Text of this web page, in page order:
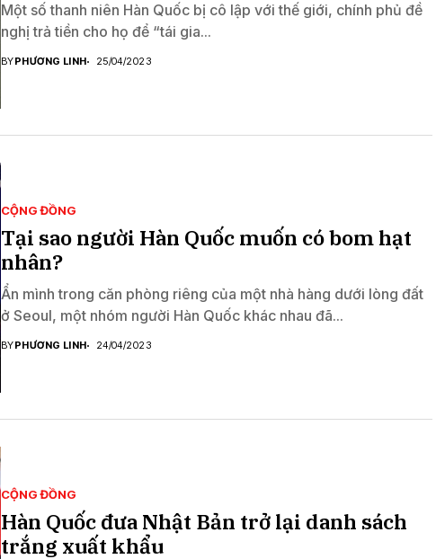
Một số thanh niên Hàn Quốc bị cô lập với thế giới, chính phủ đề
nghị trả tiền cho họ để “tái gia...
BYPHƯƠNG LINH 25/04/2023
CỘNG ĐỒNG
Tại sao người Hàn Quốc muốn có bom hạt
nhân?
Ẩn mình trong căn phòng riêng của một nhà hàng dưới lòng đất
ở Seoul, một nhóm người Hàn Quốc khác nhau đã...
BYPHƯƠNG LINH 24/04/2023
CỘNG ĐỒNG
Hàn Quốc đưa Nhật Bản trở lại danh sách
trắng xuất khẩu